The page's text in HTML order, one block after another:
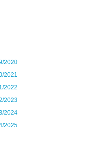
2020
2021
2022
2023
2024
2025